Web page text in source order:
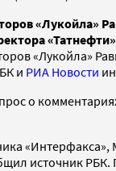
«Лукойла»
«Лукойла»
и РИА Новости
о
источник